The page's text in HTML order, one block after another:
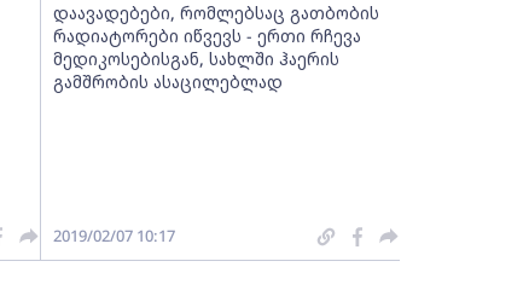
დაავადებები, რომლებსაც გათბობის
რადიატორები იწვევს - ერთი რჩევა
მედიკოსებისგან, სახლში ჰაერის
გამშრობის ასაცილებლად
2019/02/07 10:17